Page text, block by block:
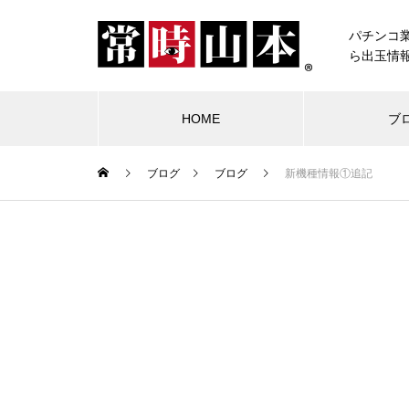
パチンコ
ら出玉情
HOME ブ
ブログ 常時山本 物件視察
ブログ ブログ 新機種情報①追記